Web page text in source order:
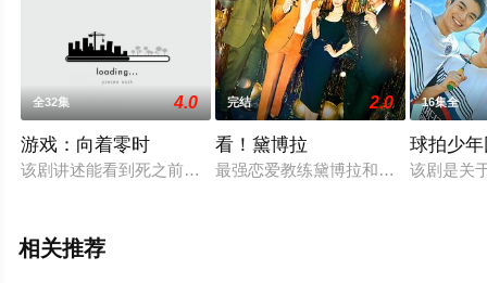
全32集 4.0
游戏：向着零时
该剧讲述能看到死之前的瞬间的预言家，和重案组刑警，被卷
完结 2.0
看！黛博拉
最强恋爱教练黛博拉和魔性的出版企
16集全
球拍少
该剧是关
相关推荐